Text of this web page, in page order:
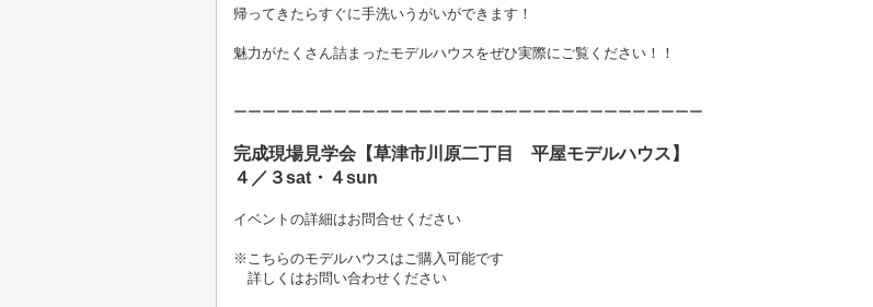
帰ってきたらすぐに手洗いうがいができます！
魅力がたくさん詰まったモデルハウスをぜひ実際にご覧ください！！
ーーーーーーーーーーーーーーーーーーーーーーーーーーーーーーーーー
完成現場見学会【草津市川原二丁目 平屋モデルハウス】
４／３sat・４sun
イベントの詳細はお問合せください
※こちらのモデルハウスはご購入可能です
詳しくはお問い合わせください